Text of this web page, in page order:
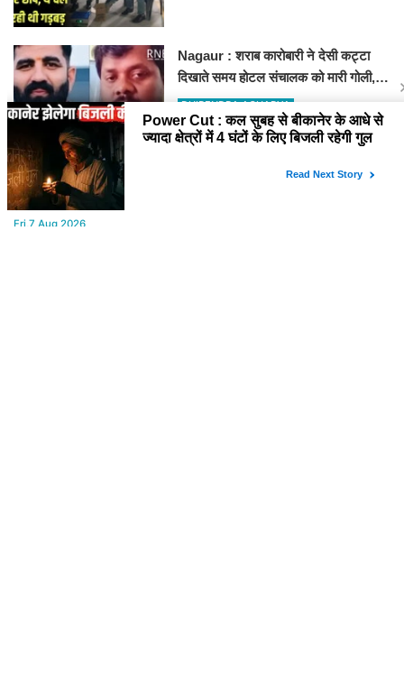
Nagaur : शराब कारोबारी ने देसी कट्टा
दिखाते समय होटल संचालक को मारी गोली,
जोधपुर रेफर करते समय एंबुलेंस पलटी, मौत
DHIRENDRA ACHARYA
Fri,7 Aug 2026